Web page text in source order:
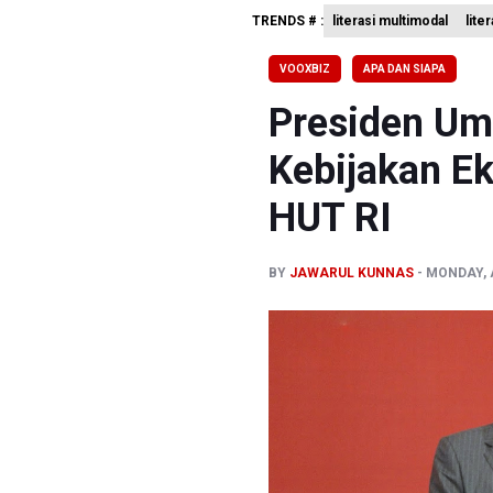
KKI
Polda
TRENDS # : literasi multimodal
VOOXBIZ APA DAN SIAPA
Presiden
Kebijakan
HUT RI
BY JAWARUL KUNNAS MONDAY,